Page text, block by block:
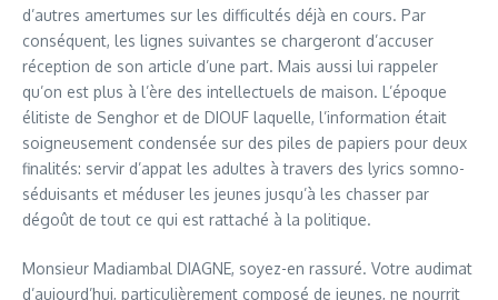
d’autres amertumes sur les difficultés déjà en cours. Par
conséquent, les lignes suivantes se chargeront d’accuser
réception de son article d’une part. Mais aussi lui rappeler
qu’on est plus à l’ère des intellectuels de maison. L’époque
élitiste de Senghor et de DIOUF laquelle, l’information était
soigneusement condensée sur des piles de papiers pour deux
finalités: servir d’appat les adultes à travers des lyrics somno-
séduisants et méduser les jeunes jusqu’à les chasser par
dégoût de tout ce qui est rattaché à la politique.
Monsieur Madiambal DIAGNE, soyez-en rassuré. Votre audimat
d’aujourd’hui, particulièrement composé de jeunes, ne nourrit